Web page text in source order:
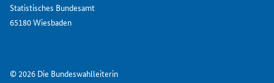
Statistisches Bundesamt
65180 Wiesbaden
© 2026 Die Bundeswahlleiterin